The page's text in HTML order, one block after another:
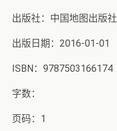
出版社：中国地图出版社
出版日期：2016-01-01
ISBN：9787503166174
字数：
页码：1